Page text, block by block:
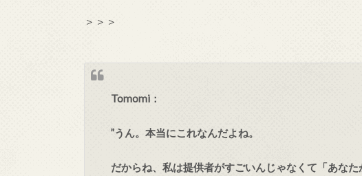
＞＞＞
Tomomi：
”うん。本当にこれなんだよね。
だからね、私は提供者がすごいんじゃなくて「あな